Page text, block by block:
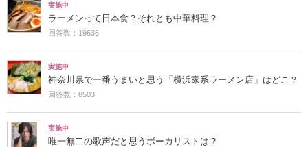
実施中
ラーメンって日本食？それとも中華料理？
回答数：19636
実施中
神奈川県で一番うまいと思う「横浜家系ラーメン店」はどこ？
回答数：8503
実施中
唯一無二の歌声だと思うボーカリストは？